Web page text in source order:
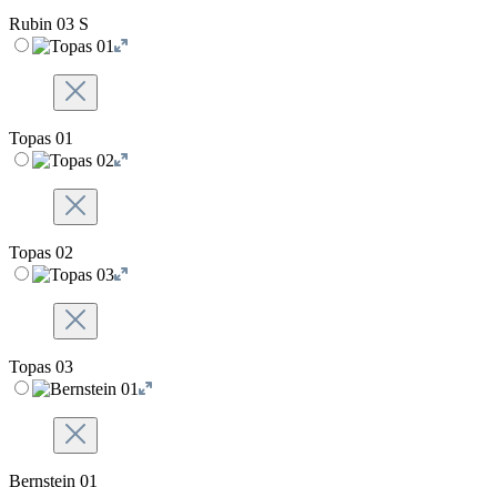
Rubin 03 S
Topas 01
Topas 02
Topas 03
Bernstein 01